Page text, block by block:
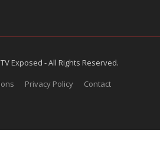
Exposed - All Rights Reserved.
Privacy Policy Contact